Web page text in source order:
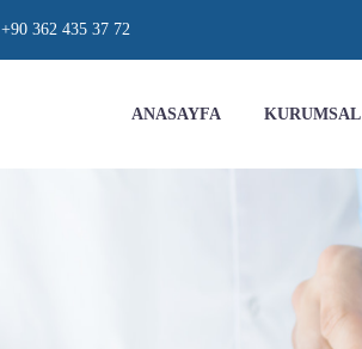
+90 362 435 37 72
ANASAYFA KURUMSAL